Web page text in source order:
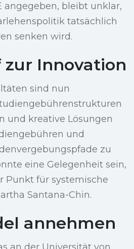
angegeben, bleibt unklar,
tatsächlich
senken wird.
Innovation
sind nun
und kreative Lösungen
und
zu
eine Gelegenheit sein,
Punkt für systemische
Santana-Chin.
annehmen